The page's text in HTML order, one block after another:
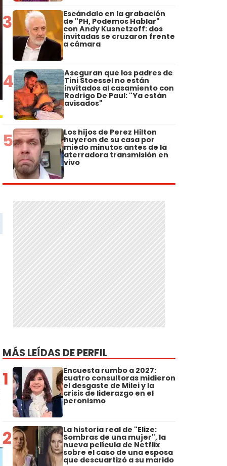
3 Escándalo en la grabación
de "PH, Podemos Hablar"
con Andy Kusnetzoff: dos
invitadas se cruzaron frente
a cámara
4 Aseguran que los padres de
Tini Stoessel no están
invitados al casamiento con
Rodrigo De Paul: "Ya están
avisados"
5 Los hijos de Perez Hilton
huyeron de su casa por
miedo minutos antes de la
aterradora transmisión en
vivo
MÁS LEÍDAS DE PERFIL
1 Encuesta rumbo a 2027:
cuatro consultoras midieron
el desgaste de Milei y la
crisis de liderazgo en el
peronismo
2 La historia real de "Elize:
Sombras de una mujer", la
nueva película de Netflix
sobre el caso de una esposa
que descuartizó a su marido